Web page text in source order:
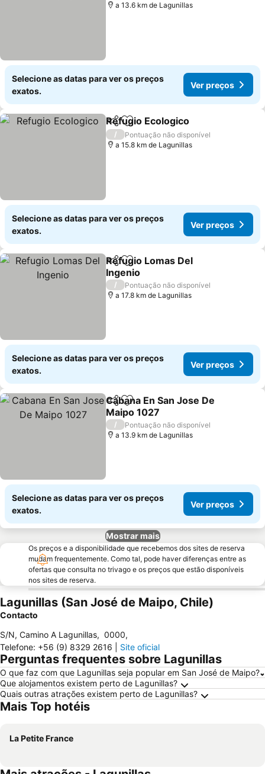
a 13.6 km de Lagunillas
Selecione as datas para ver os preços
exatos.
Ver preços
PartilharAdicionar aos favoritos
Refugio Ecologico
/
Pontuação não disponível
a 15.8 km de Lagunillas
Selecione as datas para ver os preços
exatos.
Ver preços
PartilharAdicionar aos favoritos
Refugio Lomas Del
Ingenio
/
Pontuação não disponível
a 17.8 km de Lagunillas
Selecione as datas para ver os preços
exatos.
Ver preços
PartilharAdicionar aos favoritos
Cabana En San Jose De
Maipo 1027
/
Pontuação não disponível
a 13.9 km de Lagunillas
Selecione as datas para ver os preços
exatos.
Ver preços
Mostrar mais
Os preços e a disponibilidade que recebemos dos sites de reserva
mudam frequentemente. Como tal, pode haver diferenças entre as
ofertas que consulta no trivago e os preços que estão disponíveis
nos sites de reserva.
Lagunillas (San José de Maipo, Chile)
Contacto
S/N, Camino A Lagunillas, 0000,
Telefone: +56 (9) 8329 2616 Site oficial
Perguntas frequentes sobre Lagunillas
O que faz com que Lagunillas seja popular em San José de Maipo?
Que alojamentos existem perto de Lagunillas?
Quais outras atrações existem perto de Lagunillas?
Mais Top hotéis
La Petite France